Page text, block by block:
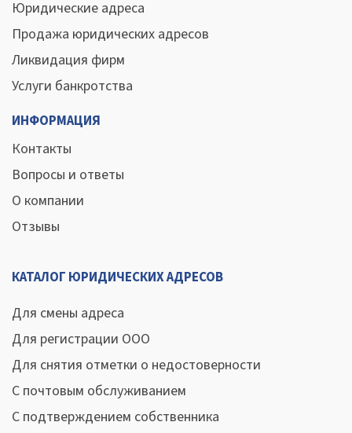
Юридические адреса
Продажа юридических адресов
Ликвидация фирм
Услуги банкротства
ИНФОРМАЦИЯ
Контакты
Вопросы и ответы
О компании
Отзывы
КАТАЛОГ ЮРИДИЧЕСКИХ АДРЕСОВ
Для смены адреса
Для регистрации ООО
Для снятия отметки о недостоверности
С почтовым обслуживанием
С подтверждением собственника